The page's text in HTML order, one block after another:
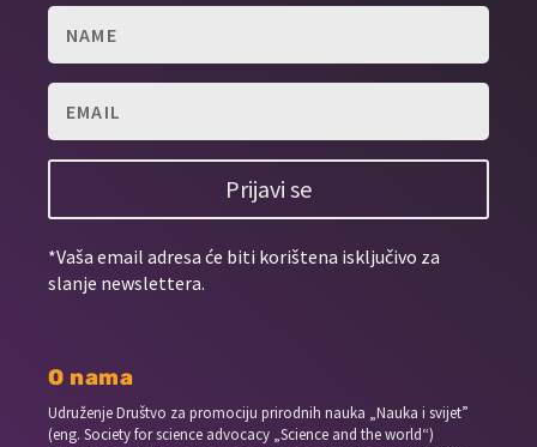
Prijavi se
*Vaša email adresa će biti korištena isključivo za
slanje newslettera.
O nama
Udruženje Društvo za promociju prirodnih nauka „Nauka i svijet”
(eng. Society for science advocacy „Science and the world“)